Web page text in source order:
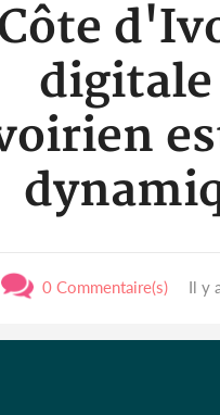
0 Commentaire(s) Il y